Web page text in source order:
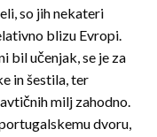
so jih nekateri
blizu Evropi.
bil učenjak, se je za
in šestila, ter
milj zahodno.
dvoru,